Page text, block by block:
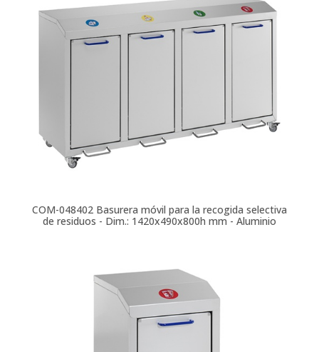
COM-048402 Basurera móvil para la recogida selectiva
de residuos - Dim.: 1420x490x800h mm - Aluminio